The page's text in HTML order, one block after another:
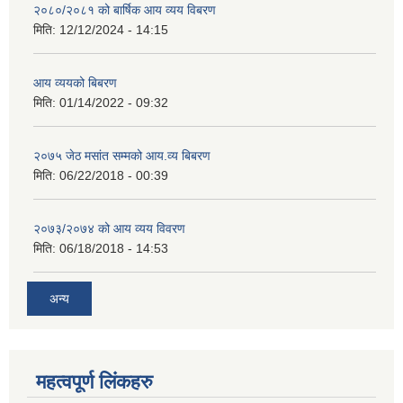
२०८०/२०८१ को बार्षिक आय व्यय विबरण
मिति: 12/12/2024 - 14:15
आय व्ययको बिबरण
मिति: 01/14/2022 - 09:32
२०७५ जेठ मसांत सम्मको आय.व्य बिबरण
मिति: 06/22/2018 - 00:39
२०७३/२०७४ को आय व्यय विवरण
मिति: 06/18/2018 - 14:53
अन्य
महत्वपूर्ण लिंकहरु